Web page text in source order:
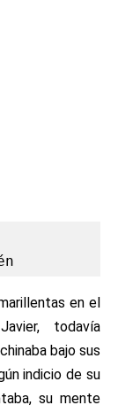
en el
todavía
bajo sus
indicio de su
su mente